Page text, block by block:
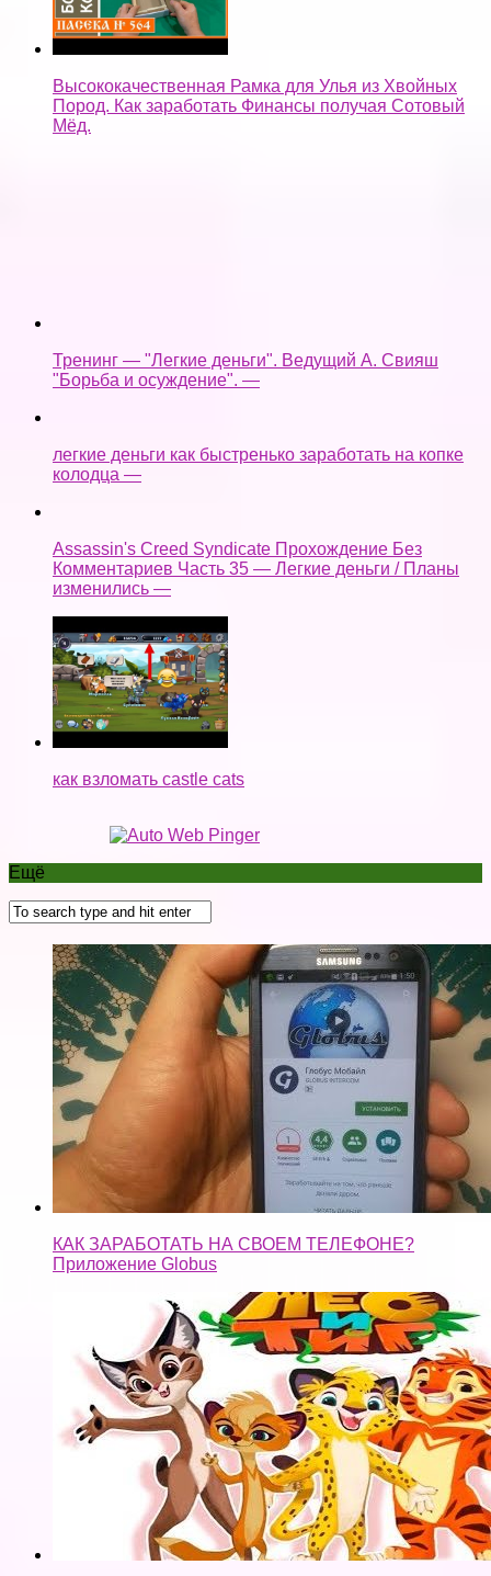
Высококачественная Рамка для Улья из Хвойных
Пород. Как заработать Финансы получая Сотовый
Мёд.
Assassin's Creed Syndicate Прохождение Без
как взломать castle cats
КАК ЗАРАБОТАТЬ НА СВОЕМ ТЕЛЕФОНЕ?
Приложение Globus
ЛЕО и ТИГ #3 ПРОШЕЛ игру? Развивающая Игра о
Дружбе и Природе Детское видео Игровой мультик